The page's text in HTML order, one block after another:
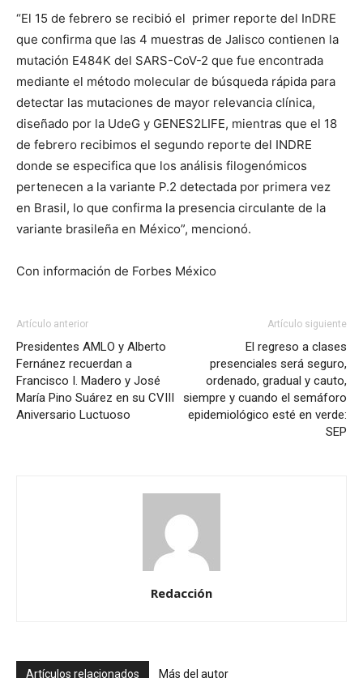
“El 15 de febrero se recibió el primer reporte del InDRE
que confirma que las 4 muestras de Jalisco contienen la
mutación E484K del SARS-CoV-2 que fue encontrada
mediante el método molecular de búsqueda rápida para
detectar las mutaciones de mayor relevancia clínica,
diseñado por la UdeG y GENES2LIFE, mientras que el 18
de febrero recibimos el segundo reporte del INDRE
donde se especifica que los análisis filogenómicos
pertenecen a la variante P.2 detectada por primera vez
en Brasil, lo que confirma la presencia circulante de la
variante brasileña en México”, mencionó.
Con información de Forbes México
Artículo anterior
Presidentes AMLO y Alberto
Fernánez recuerdan a
Francisco I. Madero y José
María Pino Suárez en su CVIII
Aniversario Luctuoso
Artículo siguiente
El regreso a clases
presenciales será seguro,
ordenado, gradual y cauto,
siempre y cuando el semáforo
epidemiológico esté en verde:
SEP
Redacción
Artículos relacionados Más del autor